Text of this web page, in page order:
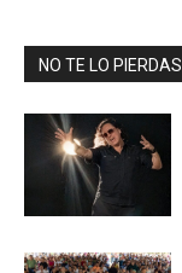
NO TE LO PIERDAS